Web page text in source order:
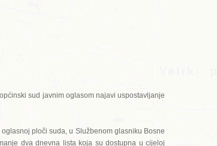
sud javnim oglasom najavi uspostavljanje
ploči suda, u Službenom glasniku Bosne
dva dnevna lista koja su dostupna u cijeloj